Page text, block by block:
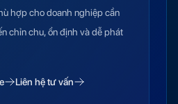
hợp cho doanh nghiệp cần
chỉn chu, ổn định và dễ phát
Liên hệ tư vấn